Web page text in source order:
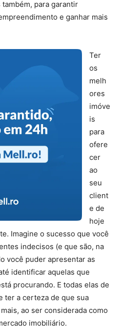
para garantir
e ganhar mais
Ter
os
melh
ores
imóve
is
para
ofere
cer
ao
seu
client
e de
hoje
Imagine o sucesso que você
indecisos (e que são, na
você puder apresentar as
identificar aquelas que
procurando. E todas elas de
ter a certeza de que sua
ao ser considerada como
imobiliário.